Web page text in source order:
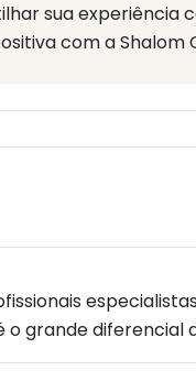
sua experiência
com a Shalom
grande diferencial